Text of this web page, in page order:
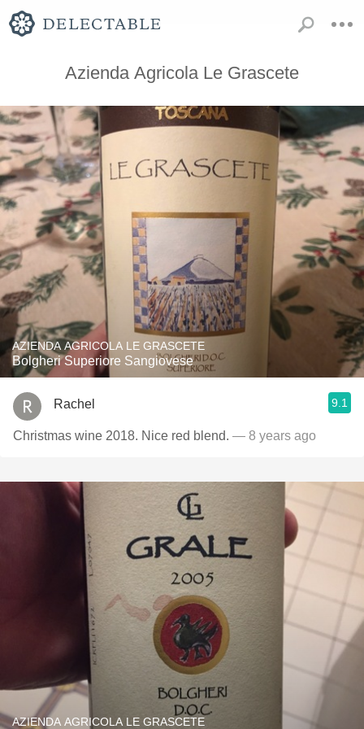
Azienda Agricola Le Grascete
AZIENDA AGRICOLA LE GRASCETE
Bolgheri Superiore Sangiovese
Rachel 9.1
Christmas wine 2018. Nice red blend. — 8 years ago
AZIENDA AGRICOLA LE GRASCETE